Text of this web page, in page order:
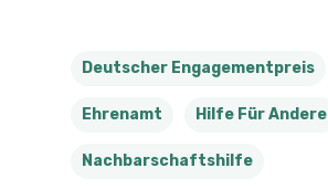
Deutscher Engagementpreis
Ehrenamt Hilfe Für Andere
Nachbarschaftshilfe